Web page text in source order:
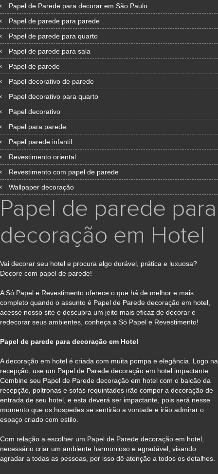
Papel de Parede para decorar em São Paulo
Papel de parede para parede
Papel de parede para quarto
Papel de parede para sala
Papel de parede
Papel decorativo de parede
Papel decorativo para quarto
Papel decorativo
Papel para parede
Papel parede infantil
Revestimento oriental
Revestimento com papel de parede
Wallpaper decoração
Papel de parede para
decoração em Hotel
Vai decorar seu hotel e procura algo durável, prática e luxuosa?
Decore com papel de parede!
A Só Papel e Revestimento oferece o que há de melhor e mais
completo quando o assunto é Papel de Parede decoração em hotel,
acesse nosso site e descubra um jeito mais eficaz de decorar e
redecorar seus ambientes, conheça a Só Papel e Revestimento!
Papel de parede para decoração em Hotel
A decoração em hotel é criada com muita pompa e elegância. Logo na
recepção, use um Papel de Parede decoração em hotel impactante.
Combine seu Papel de Parede decoração em hotel com o balcão da
recepção, poltronas e sofás requintados irão compor a decoração de
entrada de seu hotel, e esta deverá ser impactante, pois será nesse
momento que os hospedes se sentirão a vontade e irão admirar o
espaço criado com estilo.
Com relação a escolher um Papel de Parede decoração em hotel,
necessário criar um ambiente harmonioso e agradável, visando
agradar a todas as pessoas, por isso dê atenção a todos os detalhes.